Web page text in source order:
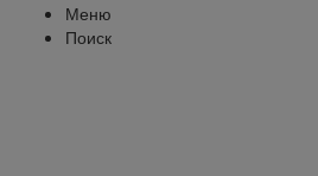
Меню
Поиск